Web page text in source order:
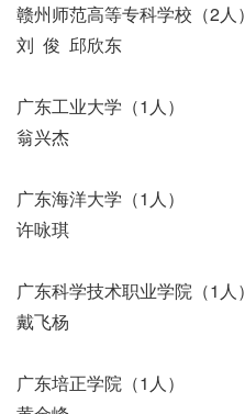
赣州师范高等专科学校（2人）
刘 俊 邱欣东
广东工业大学（1人）
翁兴杰
广东海洋大学（1人）
许咏琪
广东科学技术职业学院（1人）
戴飞杨
广东培正学院（1人）